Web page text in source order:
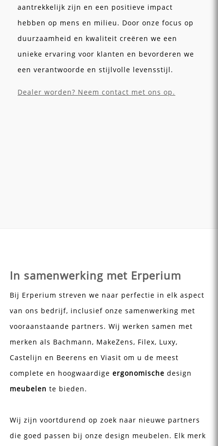
aantrekkelijk zijn en een positieve impact
hebben op mens en milieu. Door onze focus op
duurzaamheid en kwaliteit creëren we een
unieke ervaring voor klanten en bevorderen we
een verantwoorde en stijlvolle levensstijl.
Dealer worden? Neem contact met ons op.
In samenwerking met Erperium
Bij Erperium streven we naar perfectie in elk aspect
van ons bedrijf, inclusief onze samenwerking met
vooraanstaande partners. Wij werken samen met
merken als Bachmann, MakeZens, Filex, Luxy,
Castelijn en Beerens en Viasit om u de meest
complete en hoogwaardige ergonomische design
meubelen te bieden.
Wij zijn voortdurend op zoek naar nieuwe partners
die goed passen bij onze design meubelen. Elk merk